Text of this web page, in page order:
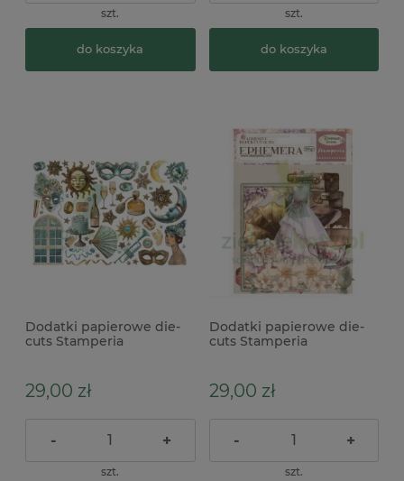
szt.
do koszyka
szt.
do koszyka
Dodatki papierowe die-
cuts Stamperia
29,00 zł
- +
szt.
Dodatki papierowe die-
cuts Stamperia
samoprzylepne
29,00 zł
- +
szt.